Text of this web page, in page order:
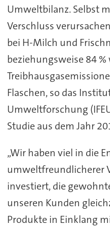
Umweltbilanz. Selbst
Verschluss
bei H-Milch und
beziehungsweise 84
Flaschen, so das
Umweltforschung
Studie aus dem Jahr
„Wir haben viel in die
umweltfreundlicherer
investiert, die
unseren Kunden
Produkte in Einklang